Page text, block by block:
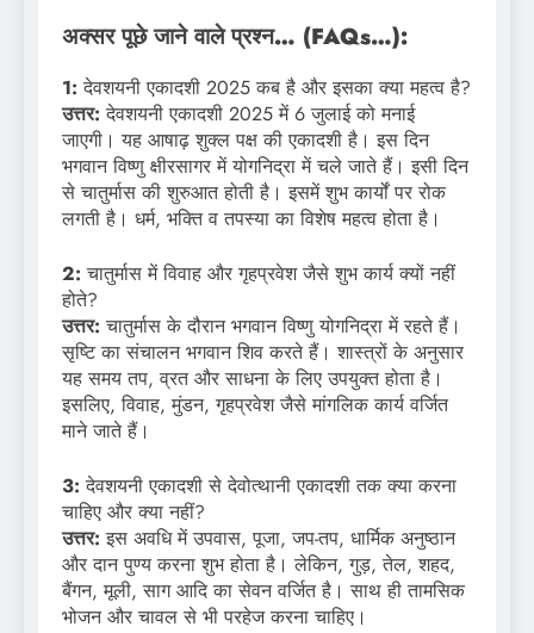
अक्सर पूछे जाने वाले प्रश्न… (FAQs…):
1: देवशयनी एकादशी 2025 कब है और इसका क्या महत्व है?
उत्तर: देवशयनी एकादशी 2025 में 6 जुलाई को मनाई
जाएगी। यह आषाढ़ शुक्ल पक्ष की एकादशी है। इस दिन
भगवान विष्णु क्षीरसागर में योगनिद्रा में चले जाते हैं। इसी दिन
से चातुर्मास की शुरुआत होती है। इसमें शुभ कार्यों पर रोक
लगती है। धर्म, भक्ति व तपस्या का विशेष महत्व होता है।
2: चातुर्मास में विवाह और गृहप्रवेश जैसे शुभ कार्य क्यों नहीं
होते?
उत्तर: चातुर्मास के दौरान भगवान विष्णु योगनिद्रा में रहते हैं।
सृष्टि का संचालन भगवान शिव करते हैं। शास्त्रों के अनुसार
यह समय तप, व्रत और साधना के लिए उपयुक्त होता है।
इसलिए, विवाह, मुंडन, गृहप्रवेश जैसे मांगलिक कार्य वर्जित
माने जाते हैं।
3: देवशयनी एकादशी से देवोत्थानी एकादशी तक क्या करना
चाहिए और क्या नहीं?
उत्तर: इस अवधि में उपवास, पूजा, जप-तप, धार्मिक अनुष्ठान
और दान पुण्य करना शुभ होता है। लेकिन, गुड़, तेल, शहद,
बैंगन, मूली, साग आदि का सेवन वर्जित है। साथ ही तामसिक
भोजन और चावल से भी परहेज करना चाहिए।